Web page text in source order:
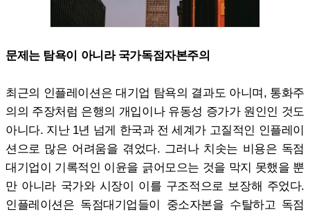
문제는 탐욕이 아니라 국가독점자본주의
최근의 인플레이션은 대기업 탐욕의 결과도 아니며, 통화주
의의 주장처럼 은행의 개입이나 유동성 증가가 원인인 것도
아니다. 지난 1년 넘게 한국과 전 세계가 고질적인 인플레이
션으로 많은 어려움을 겪었다. 그러나 치솟는 비용은 독점
대기업이 기록적인 이윤을 긁어모으는 것을 막지 못했을 뿐
만 아니라 국가와 시장이 이를 구조적으로 보장해 주었다.
인플레이션은 독점대기업들이 중소자본을 수탈하고 독점